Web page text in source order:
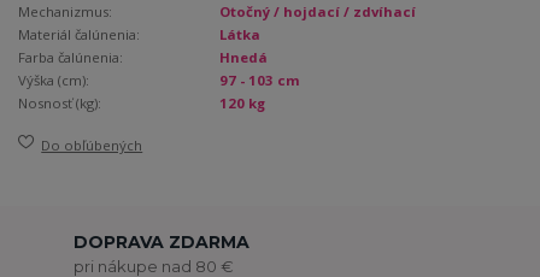
Mechanizmus:
Otočný / hojdací / zdvíhací
Materiál čalúnenia:
Látka
Farba čalúnenia:
Hnedá
Výška (cm):
97 - 103 cm
Nosnosť (kg):
120 kg
Do obľúbených
DOPRAVA ZDARMA
pri nákupe nad 80 €